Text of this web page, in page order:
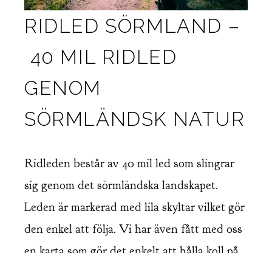
RIDLED SÖRMLAND –
40 MIL RIDLED
GENOM
SÖRMLÄNDSK NATUR
Ridleden består av 40 mil led som slingrar
sig genom det sörmländska landskapet.
Leden är markerad med lila skyltar vilket gör
den enkel att följa. Vi har även fått med oss